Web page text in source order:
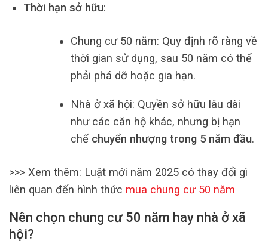
Thời hạn sở hữu:
Chung cư 50 năm: Quy định rõ ràng về
thời gian sử dụng, sau 50 năm có thể
phải phá dỡ hoặc gia hạn.
Nhà ở xã hội: Quyền sở hữu lâu dài
như các căn hộ khác, nhưng bị hạn
chế chuyển nhượng trong 5 năm đầu.
>>> Xem thêm: Luật mới năm 2025 có thay đổi gì
liên quan đến hình thức mua chung cư 50 năm
Nên chọn chung cư 50 năm hay nhà ở xã
hội?